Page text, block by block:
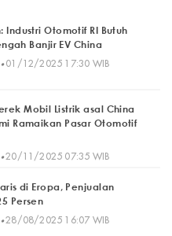
Industri Otomotif RI Butuh
Banjir EV China
· 01/12/2025 17:30 WIB
Mobil Listrik asal China
Ramaikan Pasar Otomotif
· 20/11/2025 07:35 WIB
di Eropa, Penjualan
Persen
· 28/08/2025 16:07 WIB